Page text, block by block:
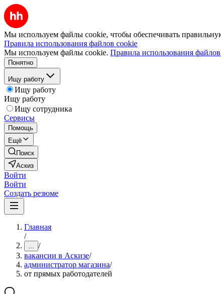
Мы используем файлы cookie, чтобы обеспечивать
Правила использования файлов cookie
Мы используем файлы cookie. Правила использования
Понятно
Ищу работу
Ищу работу
Ищу работу
Ищу сотрудника
Сервисы
Помощь
Ещё
Поиск
Аскиз
Войти
Войти
Создать резюме
Главная
/
... /
вакансии в Аскизе/
администратор магазина/
от прямых работодателей